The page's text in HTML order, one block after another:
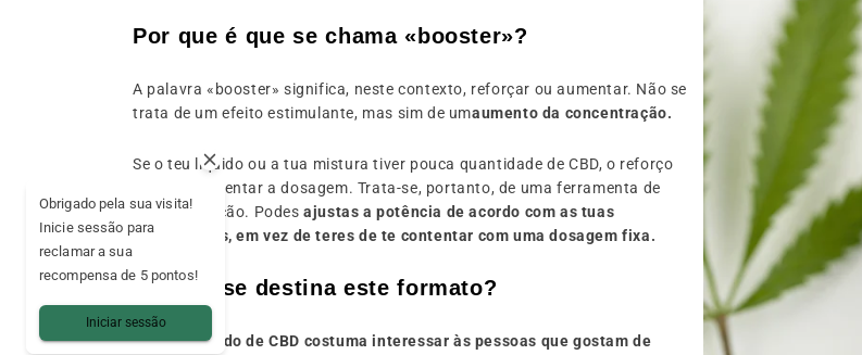
Por que é que se chama «booster»?
A palavra «booster» significa, neste contexto, reforçar ou aumentar. Não se
trata de um efeito estimulante, mas sim de umaumento da concentração.
Se o teu líquido ou a tua mistura tiver pouca quantidade de CBD, o reforço
permite aumentar a dosagem. Trata-se, portanto, de uma ferramenta de
personalização. Podesajustas a potência de acordo com as tuas
preferências, em vez de teres de te contentar com uma dosagem fixa.
A quem se destina este formato?
O concentrado de CBD costuma interessar às pessoas que gostam de
Obrigado pela sua visita!
Inicie sessão para
reclamar a sua
recompensa de 5 pontos!
Iniciar sessão